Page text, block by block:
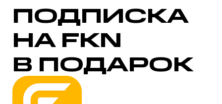
ПОДПИСКА
НА FKN
В ПОДАРОК